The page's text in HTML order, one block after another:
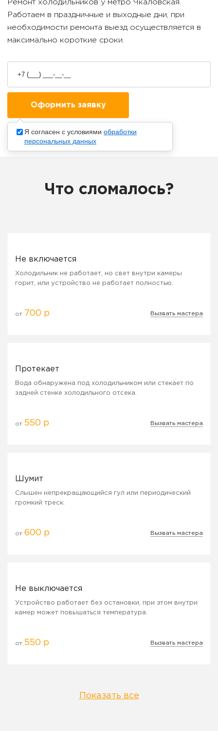
Ремонт холодильников у метро Чкаловская
Работаем в праздничные и выходные дни, при
необходимости ремонта выезд осуществляется в
максимально короткие сроки.
Что сломалось?
Не включается
Холодильник не работает, но свет внутри камеры
горит, или устройство не работает полностью.
от 700 р Вызвать мастера
Протекает
Вода обнаружена под холодильником или стекает по
задней стенке холодильного отсека.
от 550 р Вызвать мастера
Шумит
Слышен непрекращающийся гул или периодический
громкий треск.
от 600 р Вызвать мастера
Не выключается
Устройство работает без остановки, при этом внутри
камер может повышаться температура.
от 550 р Вызвать мастера
Показать все
Я согласен с условиями обработки
персональных данных